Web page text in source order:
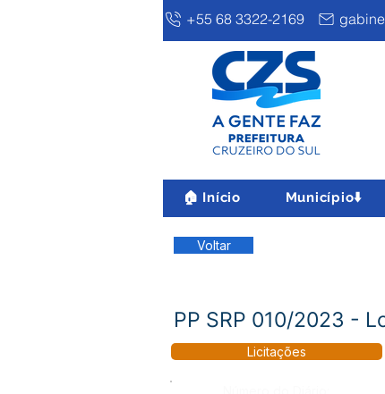
+55 68 3322-2169
🏠 Início Município⬇️
Voltar
PP SRP 010/2023 -
Licitações